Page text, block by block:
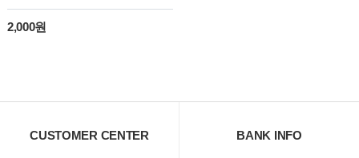
2,000원
CUSTOMER CENTER BANK INFO